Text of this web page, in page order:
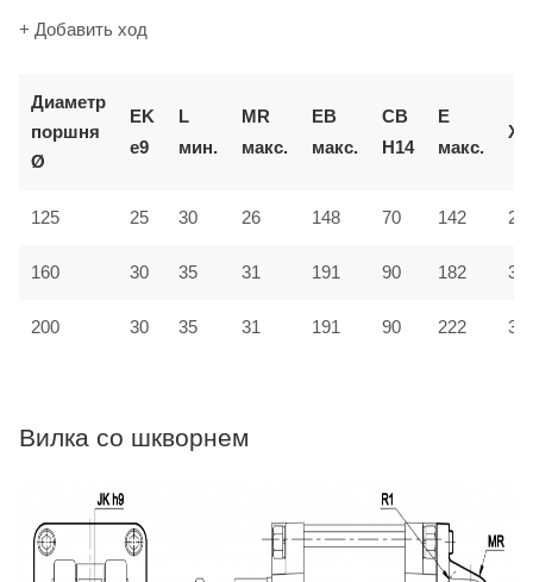
+ Добавить ход
Диаметр
поршня
Ø
EK
e9
L
мин.
MR
макс.
EB
макс.
CB
H14
E
макс.
125 25 30 26 148 70 142
160 30 35 31 191 90 182
200 30 35 31 191 90 222
Вилка со шкворнем